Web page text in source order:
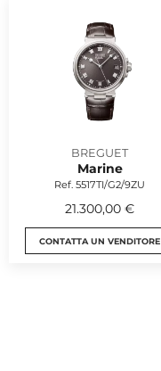
BREGUET
Marine
Ref. 5517TI/G2/9ZU
21.300,00 €
CONTATTA UN VENDITORE